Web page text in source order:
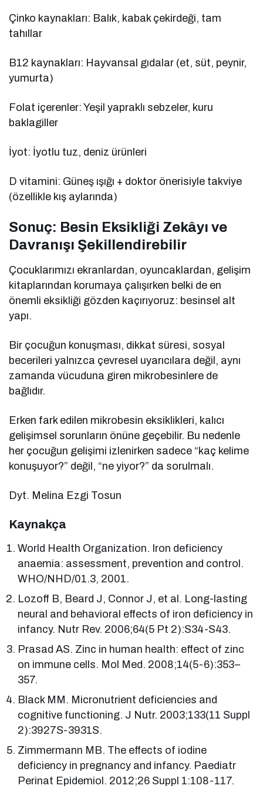
Çinko kaynakları: Balık, kabak çekirdeği, tam
tahıllar
B12 kaynakları: Hayvansal gıdalar (et, süt, peynir,
yumurta)
Folat içerenler: Yeşil yapraklı sebzeler, kuru
baklagiller
İyot: İyotlu tuz, deniz ürünleri
D vitamini: Güneş ışığı + doktor önerisiyle takviye
(özellikle kış aylarında)
Sonuç: Besin Eksikliği Zekâyı ve
Davranışı Şekillendirebilir
Çocuklarımızı ekranlardan, oyuncaklardan, gelişim
kitaplarından korumaya çalışırken belki de en
önemli eksikliği gözden kaçırıyoruz: besinsel alt
yapı.
Bir çocuğun konuşması, dikkat süresi, sosyal
becerileri yalnızca çevresel uyarıcılara değil, aynı
zamanda vücuduna giren mikrobesinlere de
bağlıdır.
Erken fark edilen mikrobesin eksiklikleri, kalıcı
gelişimsel sorunların önüne geçebilir. Bu nedenle
her çocuğun gelişimi izlenirken sadece “kaç kelime
konuşuyor?” değil, “ne yiyor?” da sorulmalı.
Dyt. Melina Ezgi Tosun
Kaynakça
World Health Organization. Iron deficiency
anaemia: assessment, prevention and control.
WHO/NHD/01.3, 2001.
Lozoff B, Beard J, Connor J, et al. Long-lasting
neural and behavioral effects of iron deficiency in
infancy. Nutr Rev. 2006;64(5 Pt 2):S34-S43.
Prasad AS. Zinc in human health: effect of zinc
on immune cells. Mol Med. 2008;14(5-6):353–
357.
Black MM. Micronutrient deficiencies and
cognitive functioning. J Nutr. 2003;133(11 Suppl
2):3927S-3931S.
Zimmermann MB. The effects of iodine
deficiency in pregnancy and infancy. Paediatr
Perinat Epidemiol. 2012;26 Suppl 1:108-117.